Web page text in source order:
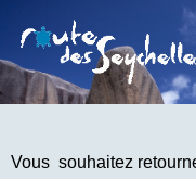
Vous souhaitez